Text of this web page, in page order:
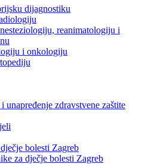
dijagnostiku
reanimatologiju i
i onkologiju
unapređenje zdravstvene zaštite
bolesti Zagreb
za dječje bolesti Zagreb